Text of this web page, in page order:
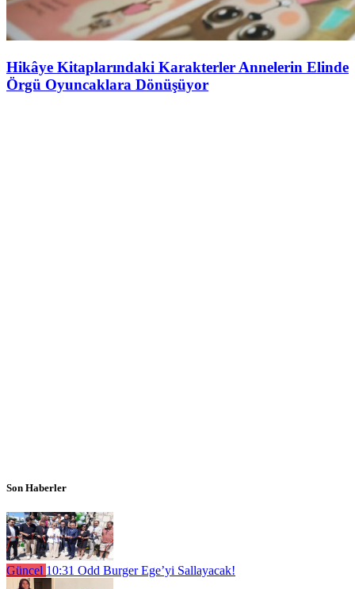
Hikâye Kitaplarındaki Karakterler Annelerin Elinde
Örgü Oyuncaklara Dönüşüyor
Son Haberler
Güncel 10:31 Odd Burger Ege’yi Sallayacak!